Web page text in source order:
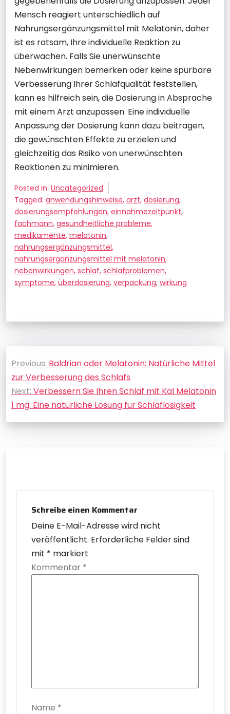
Mensch reagiert unterschiedlich auf
Nahrungsergänzungsmittel mit Melatonin, daher
ist es ratsam, Ihre individuelle Reaktion zu
überwachen. Falls Sie unerwünschte
Nebenwirkungen bemerken oder keine spürbare
Verbesserung Ihrer Schlafqualität feststellen,
kann es hilfreich sein, die Dosierung in Absprache
mit einem Arzt anzupassen. Eine individuelle
Anpassung der Dosierung kann dazu beitragen,
die gewünschten Effekte zu erzielen und
gleichzeitig das Risiko von unerwünschten
Reaktionen zu minimieren.
Posted in: Uncategorized
Tagged: anwendungshinweise, arzt, dosierung,
dosierungsempfehlungen, einnahmezeitpunkt,
fachmann, gesundheitliche probleme,
medikamente, melatonin,
nahrungsergänzungsmittel,
nahrungsergänzungsmittel mit melatonin,
nebenwirkungen, schlaf, schlafproblemen,
symptome, überdosierung, verpackung, wirkung
Beitragsnavigation
Previous: Baldrian oder Melatonin: Natürliche Mittel
zur Verbesserung des Schlafs
Next: Verbessern Sie Ihren Schlaf mit Kal Melatonin
1 mg: Eine natürliche Lösung für Schlaflosigkeit
Schreibe einen Kommentar
Deine E-Mail-Adresse wird nicht
veröffentlicht. Erforderliche Felder sind
mit * markiert
Kommentar *
Name *